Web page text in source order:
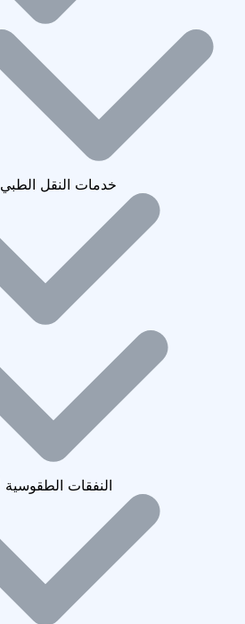
خدمات النقل الطبي
النفقات الطقوسية